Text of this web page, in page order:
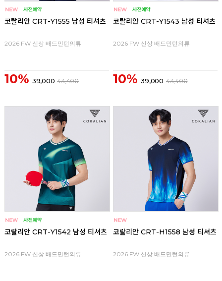
코랄리안 CRT-Y1555 남성 티셔츠
2026 FW 신상 배드민턴의류
10% 39,000 43,400
코랄리안 CRT-Y1543 남성 티셔츠
2026 FW 신상 배드민턴의류
10% 39,000 43,400
코랄리안 CRT-Y1542 남성 티셔츠
2026 FW 신상 배드민턴의류
코랄리안 CRT-H1558 남성 티셔츠
2026 FW 신상 배드민턴의류